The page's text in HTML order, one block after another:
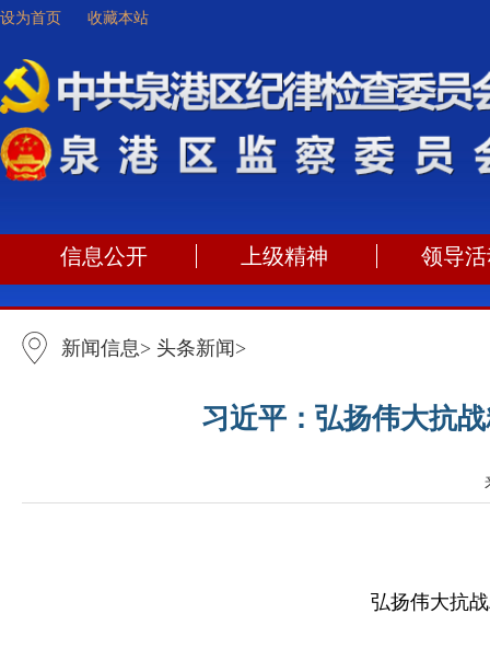
设为首页 收藏本站
信息公开 上级精神 领导
新闻信息> 头条新闻 >
习近平：弘扬伟大抗
弘扬伟大抗